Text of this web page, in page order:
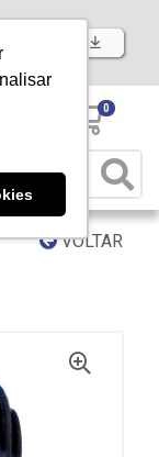
nosso APP
0
VOLTAR